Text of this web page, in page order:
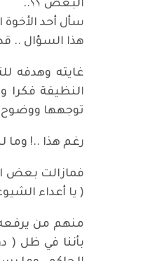
البعض ؟؟..
سأل أحد الأخوة
هذا السؤال ..
غايته وهدفه
النظيفة فكرا
توجهها ووضوح
رغم هذا ..! وما
فمازالت بعض
( يا أعداء
منهم من يرفعه
بأننا في ظل (